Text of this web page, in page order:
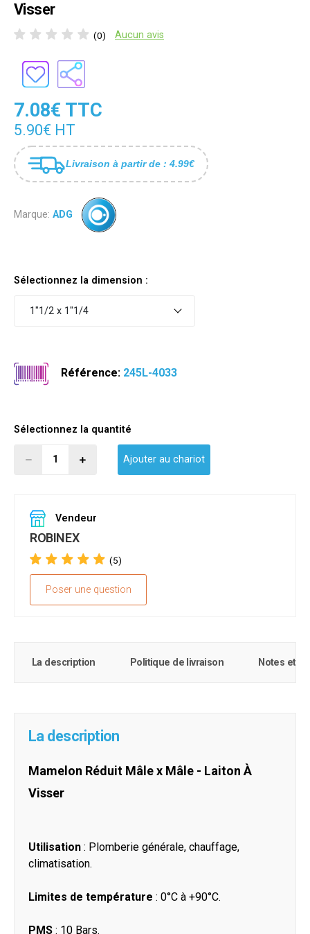
Visser
(0) Aucun avis
7.08€ TTC
5.90€ HT
Livraison à partir de : 4.99€
Marque: ADG
Sélectionnez la dimension :
1"1/2 x 1"1/4
Référence: 245L-4033
Sélectionnez la quantité
Ajouter au chariot
Vendeur
ROBINEX
(5)
Poser une question
La description Politique de livraison Notes et
La description
Mamelon Réduit Mâle x Mâle - Laiton À
Visser
Utilisation : Plomberie générale, chauffage,
climatisation.
Limites de température : 0°C à +90°C.
PMS : 10 Bars.